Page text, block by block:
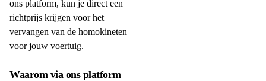
ons platform, kun je direct een
richtprijs krijgen voor het
vervangen van de homokineten
voor jouw voertuig.
Waarom via ons platform